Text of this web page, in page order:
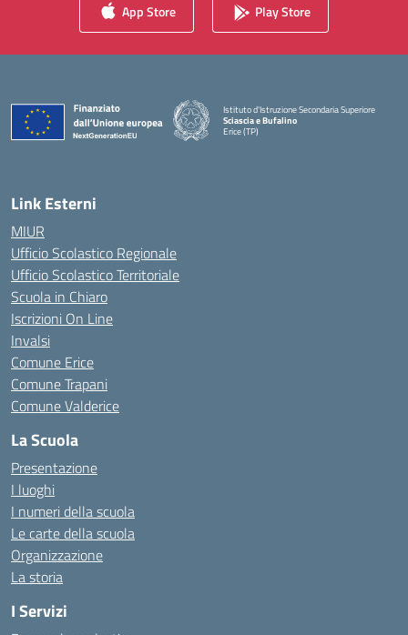
App Store Play Store
Istituto d'Istruzione Secondaria Superiore
Sciascia e Bufalino
Erice (TP)
Link Esterni
MIUR
Ufficio Scolastico Regionale
Ufficio Scolastico Territoriale
Scuola in Chiaro
Iscrizioni On Line
Invalsi
Comune Erice
Comune Trapani
Comune Valderice
La Scuola
Presentazione
I luoghi
I numeri della scuola
Le carte della scuola
Organizzazione
La storia
I Servizi